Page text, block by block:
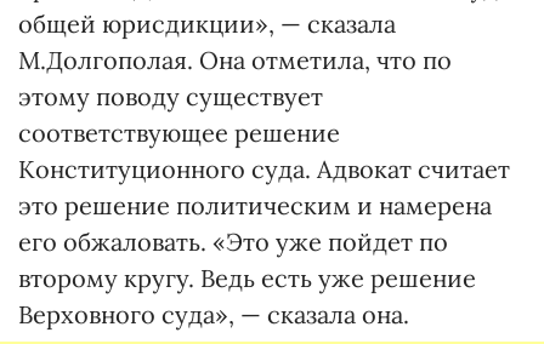
общей юрисдикции», — сказала
М.Долгополая. Она отметила, что по
этому поводу существует
соответствующее решение
Конституционного суда. Адвокат считает
это решение политическим и намерена
его обжаловать. «Это уже пойдет по
второму кругу. Ведь есть уже решение
Верховного суда», — сказала она.